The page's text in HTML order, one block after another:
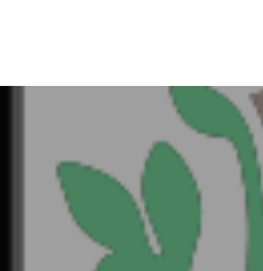
navigation